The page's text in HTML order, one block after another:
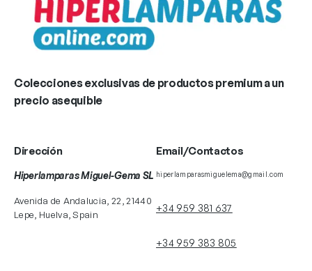
Colecciones exclusivas de productos premium a un
precio asequible
Dirección
Hiperlamparas Miguel-Gema SL
Avenida de Andalucia, 22, 21440
Lepe, Huelva, Spain
Email/Contactos
hiperlamparasmiguelema@gmail.com
+34 959 381 637
+34 959 383 805